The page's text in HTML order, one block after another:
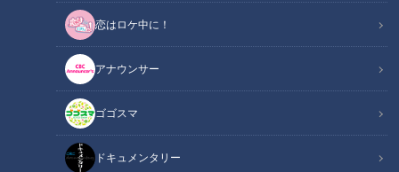
恋はロケ中に！
アナウンサー
ゴゴスマ
ドキュメンタリー